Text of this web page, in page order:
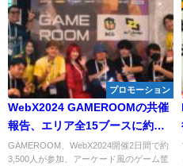
プロモーション
WebX2024 GAMEROOMの共催
報告、エリア全15ブースに約
3,500人の来場者を記録
GAMEROOM、WebX2024開催2日間で約
3,500人が参加、アーケード風のゲーム筐